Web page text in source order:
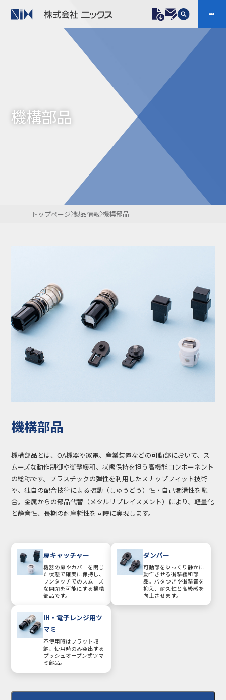
プラスチックファスナー 機構部品
ケーブルマーカー
樹脂継手、配管施工
防虫忌避製品ARINIX
プリント基板実装関連
会社案内
IR
お問い合わせ 開発・導入実績
よくあるご質問
利用規約
個人情報保護方
針
機構部品
トップページ 製品情報 機構部品
機構部品
機構部品とは、OA機器や家電、産業装置などの可動部において、ス
ムーズな動作制御や衝撃緩和、状態保持を担う高機能コンポーネント
の総称です。プラスチックの弾性を利用したスナップフィット技術
や、独自の配合技術による摺動（しゅうどう）性・自己潤滑性を融
合。金属からの部品代替（メタルリプレイスメント）により、軽量化
と静音性、長期の耐摩耗性を同時に実現します。
扉キャッチャー
機器の扉やカバーを閉じ
た状態で確実に保持し、
ワンタッチでのスムーズ
な開閉を可能にする機構
部品です。
ダンパー
可動部をゆっくり静かに
動作させる衝撃緩和部
品。パタつきや衝撃音を
抑え、耐久性と高級感を
向上させます。
IH・電子レンジ用ツ
マミ
不使用時はフラット収
納、使用時のみ突出する
プッシュオープン式ツマ
ミ部品。